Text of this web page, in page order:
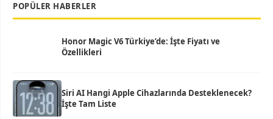
POPÜLER HABERLER
Honor Magic V6 Türkiye’de: İşte Fiyatı ve
Özellikleri
Siri AI Hangi Apple Cihazlarında Desteklenecek?
İşte Tam Liste